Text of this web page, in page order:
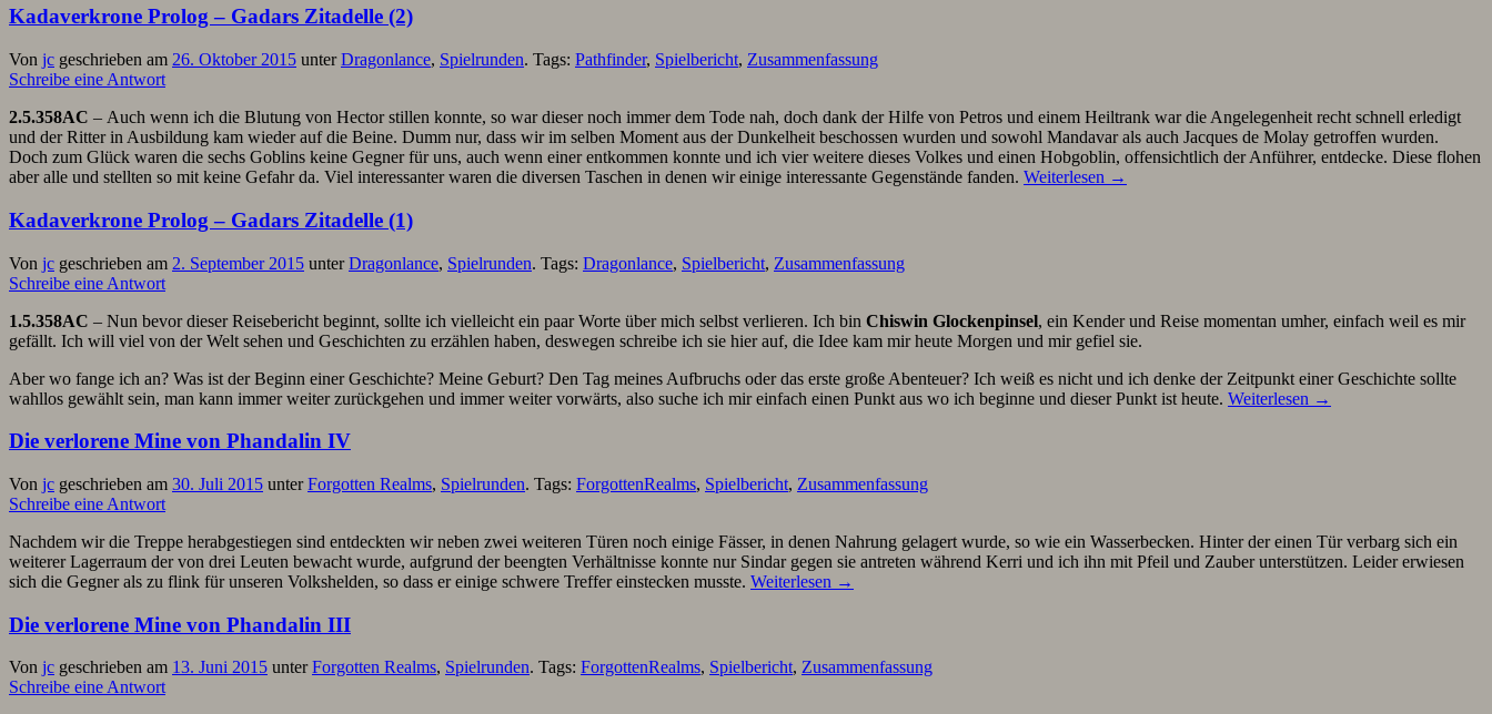
Kadaverkrone Prolog – Gadars Zitadelle (2)
Von jc geschrieben am 26. Oktober 2015 unterDragonlance, Spielrunden. Tags: Pathfinder, Spielbericht, Zusammenfassung
Schreibe eine Antwort
2.5.358AC – Auch wenn ich die Blutung von Hector stillen konnte, so war dieser noch immer dem Tode nah, doch dank der Hilfe von Petros und einem Heiltrank war die Angelegenheit recht schnell erledigt
und der Ritter in Ausbildung kam wieder auf die Beine. Dumm nur, dass wir im selben Moment aus der Dunkelheit beschossen wurden und sowohl Mandavar als auch Jacques de Molay getroffen wurden.
Doch zum Glück waren die sechs Goblins keine Gegner für uns, auch wenn einer entkommen konnte und ich vier weitere dieses Volkes und einen Hobgoblin, offensichtlich der Anführer, entdecke. Diese flohen
aber alle und stellten so mit keine Gefahr da. Viel interessanter waren die diversen Taschen in denen wir einige interessante Gegenstände fanden. Weiterlesen →
Kadaverkrone Prolog – Gadars Zitadelle (1)
Von jc geschrieben am 2. September 2015 unterDragonlance, Spielrunden. Tags: Dragonlance, Spielbericht, Zusammenfassung
Schreibe eine Antwort
1.5.358AC – Nun bevor dieser Reisebericht beginnt, sollte ich vielleicht ein paar Worte über mich selbst verlieren. Ich bin Chiswin Glockenpinsel, ein Kender und Reise momentan umher, einfach weil es mir
gefällt. Ich will viel von der Welt sehen und Geschichten zu erzählen haben, deswegen schreibe ich sie hier auf, die Idee kam mir heute Morgen und mir gefiel sie.
Aber wo fange ich an? Was ist der Beginn einer Geschichte? Meine Geburt? Den Tag meines Aufbruchs oder das erste große Abenteuer? Ich weiß es nicht und ich denke der Zeitpunkt einer Geschichte sollte
wahllos gewählt sein, man kann immer weiter zurückgehen und immer weiter vorwärts, also suche ich mir einfach einen Punkt aus wo ich beginne und dieser Punkt ist heute. Weiterlesen →
Die verlorene Mine von Phandalin IV
Von jc geschrieben am 30. Juli 2015 unterForgotten Realms, Spielrunden. Tags: ForgottenRealms, Spielbericht, Zusammenfassung
Schreibe eine Antwort
Nachdem wir die Treppe herabgestiegen sind entdeckten wir neben zwei weiteren Türen noch einige Fässer, in denen Nahrung gelagert wurde, so wie ein Wasserbecken. Hinter der einen Tür verbarg sich ein
weiterer Lagerraum der von drei Leuten bewacht wurde, aufgrund der beengten Verhältnisse konnte nur Sindar gegen sie antreten während Kerri und ich ihn mit Pfeil und Zauber unterstützen. Leider erwiesen
sich die Gegner als zu flink für unseren Volkshelden, so dass er einige schwere Treffer einstecken musste. Weiterlesen →
Die verlorene Mine von Phandalin III
Von jc geschrieben am 13. Juni 2015 unterForgotten Realms, Spielrunden. Tags: ForgottenRealms, Spielbericht, Zusammenfassung
Schreibe eine Antwort